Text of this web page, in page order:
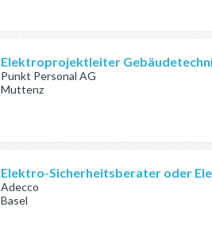
Elektroprojektleiter
Punkt Personal AG
Muttenz
Elektro-Sicherheitsberater oder
Adecco
Basel